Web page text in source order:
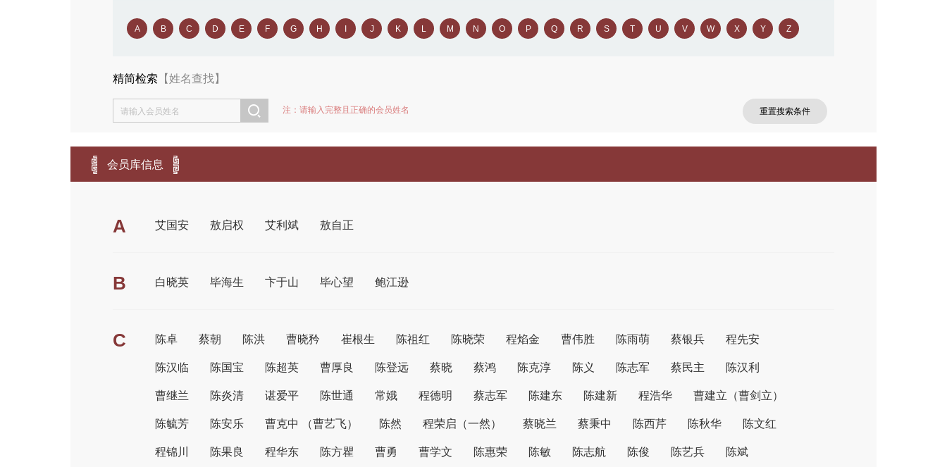
A B C D E F G H J K L M N O P Q R S T U V W X Y Z
精简检索 【姓名查找】
注：请输入完整且正确的会员姓名 重置搜索条件
会员库信息
A 艾国安 敖启权 艾利斌 敖自正
B 白晓英 毕海生 卞于山 毕心望 鲍江逊
C 陈卓 蔡朝 陈洪 曹晓矜 崔根生 陈祖红 陈晓荣 程焰金 曹伟胜 陈雨萌 蔡银兵 程先安
陈汉临 陈国宝 陈超英 曹厚良 陈登远 蔡晓 蔡鸿 陈克淳 陈义 陈志军 蔡民主 陈汉利
曹继兰 陈炎清 谌爱平 陈世通 常娥 程德明 蔡志军 陈建东 陈建新 程浩华 曹建立（曹剑立）
陈毓芳 陈安乐 曹克中 （曹艺飞） 陈然 程荣启（一然） 蔡晓兰 蔡秉中 陈西芹 陈秋华 陈文红
程锦川 陈果良 程华东 陈方瞿 曹勇 曹学文 陈惠荣 陈敏 陈志航 陈俊 陈艺兵 陈斌